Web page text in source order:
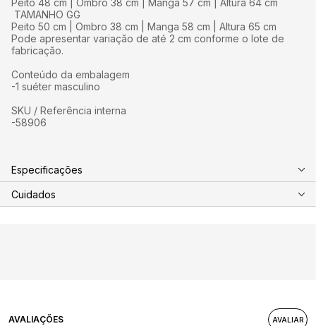
Peito 48 cm | Ombro 38 cm | Manga 57 cm | Altura 64 cm
TAMANHO GG
Peito 50 cm | Ombro 38 cm | Manga 58 cm | Altura 65 cm
Pode apresentar variação de até 2 cm conforme o lote de
fabricação.
Conteúdo da embalagem
-1 suéter masculino
SKU / Referência interna
-58906
Especificações
Cuidados
AVALIAÇÕES